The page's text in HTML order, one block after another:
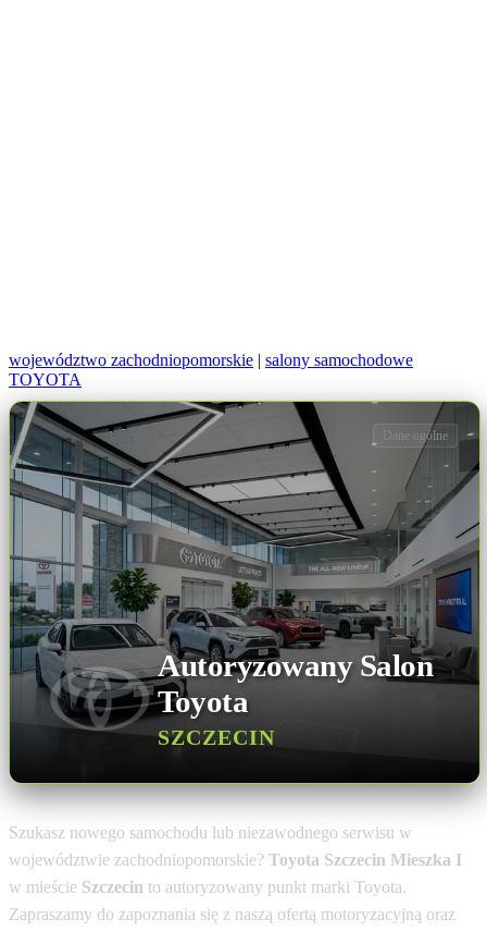
województwo zachodniopomorskie | salony samochodowe
TOYOTA
Autoryzowany Salon
Toyota
SZCZECIN
Dane ogólne
Szukasz nowego samochodu lub niezawodnego serwisu w
województwie zachodniopomorskie? Toyota Szczecin Mieszka I
w mieście Szczecin to autoryzowany punkt marki Toyota.
Zapraszamy do zapoznania się z naszą ofertą motoryzacyjną oraz